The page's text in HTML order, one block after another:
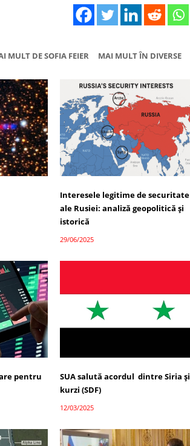
MULT DE SOFIA FEIER MAI MULT ÎN DIVERSE
Interesele legitime de securitate
ale Rusiei: analiză geopolitică și
istorică
29/06/2025
pentru
SUA salută acordul dintre Siria și
kurzi (SDF)
12/03/2025